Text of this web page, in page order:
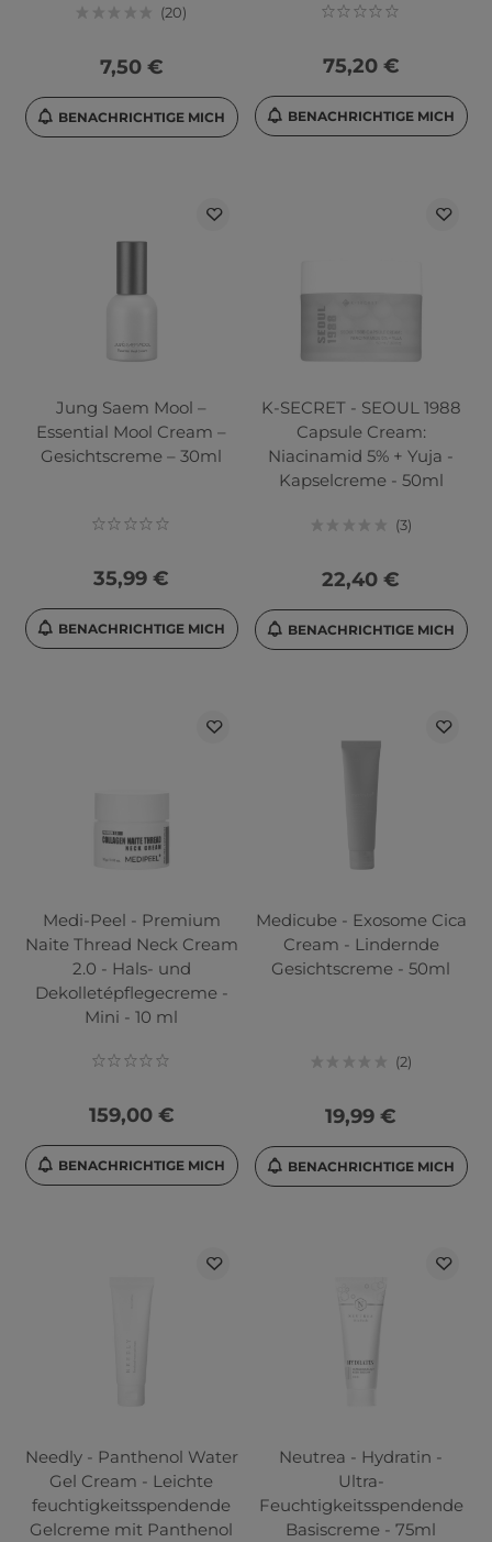
20
7,50 €
BENACHRICHTIGE MICH
75,20 €
BENACHRICHTIGE MICH
Jung Saem Mool –
Essential Mool Cream –
Gesichtscreme – 30ml
35,99 €
BENACHRICHTIGE MICH
K-SECRET - SEOUL 1988
Capsule Cream:
Niacinamid 5% + Yuja -
Kapselcreme - 50ml
3
22,40 €
BENACHRICHTIGE MICH
Medi-Peel - Premium
Naite Thread Neck Cream
2.0 - Hals- und
Dekolletépflegecreme -
Mini - 10 ml
159,00 €
BENACHRICHTIGE MICH
Medicube - Exosome Cica
Cream - Lindernde
Gesichtscreme - 50ml
2
19,99 €
BENACHRICHTIGE MICH
Needly - Panthenol Water
Gel Cream - Leichte
feuchtigkeitsspendende
Gelcreme mit Panthenol
Neutrea - Hydratin -
Ultra-
Feuchtigkeitsspendende
Basiscreme - 75ml